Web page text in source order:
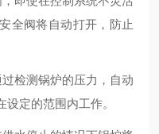
全阀将自动打开，防止
检测锅炉的压力，自动
定的范围内工作。